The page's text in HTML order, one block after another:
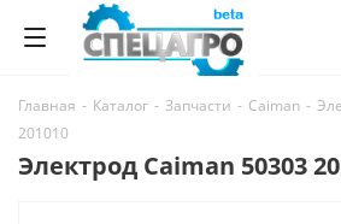
Главная - Каталог - Запчасти - Caiman -
201010
Электрод Caiman 50303